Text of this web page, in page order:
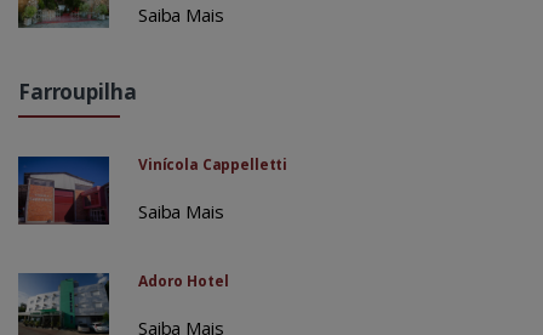
Saiba Mais
Farroupilha
Vinícola Cappelletti
Saiba Mais
Adoro Hotel
Saiba Mais